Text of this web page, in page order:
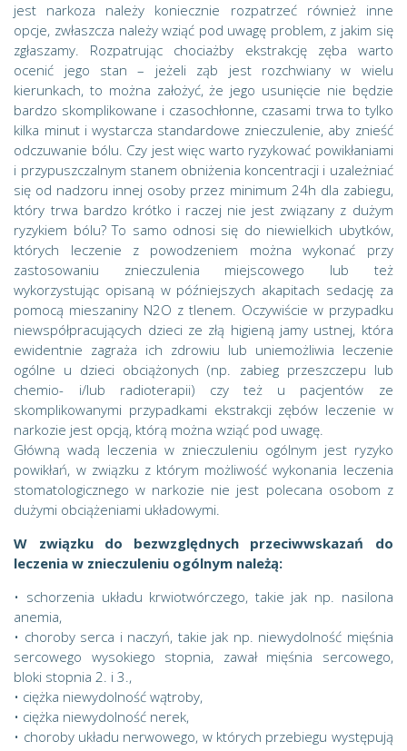
jest narkoza należy koniecznie rozpatrzeć również inne
opcje, zwłaszcza należy wziąć pod uwagę problem, z jakim się
zgłaszamy. Rozpatrując chociażby ekstrakcję zęba warto
ocenić jego stan – jeżeli ząb jest rozchwiany w wielu
kierunkach, to można założyć, że jego usunięcie nie będzie
bardzo skomplikowane i czasochłonne, czasami trwa to tylko
kilka minut i wystarcza standardowe znieczulenie, aby znieść
odczuwanie bólu. Czy jest więc warto ryzykować powikłaniami
i przypuszczalnym stanem obniżenia koncentracji i uzależniać
się od nadzoru innej osoby przez minimum 24h dla zabiegu,
który trwa bardzo krótko i raczej nie jest związany z dużym
ryzykiem bólu? To samo odnosi się do niewielkich ubytków,
których leczenie z powodzeniem można wykonać przy
zastosowaniu znieczulenia miejscowego lub też
wykorzystując opisaną w późniejszych akapitach sedację za
pomocą mieszaniny N2O z tlenem. Oczywiście w przypadku
niewspółpracujących dzieci ze złą higieną jamy ustnej, która
ewidentnie zagraża ich zdrowiu lub uniemożliwia leczenie
ogólne u dzieci obciążonych (np. zabieg przeszczepu lub
chemio- i/lub radioterapii) czy też u pacjentów ze
skomplikowanymi przypadkami ekstrakcji zębów leczenie w
narkozie jest opcją, którą można wziąć pod uwagę.
Główną wadą leczenia w znieczuleniu ogólnym jest ryzyko
powikłań, w związku z którym możliwość wykonania leczenia
stomatologicznego w narkozie nie jest polecana osobom z
dużymi obciążeniami układowymi.
W związku do bezwzględnych przeciwwskazań do
leczenia w znieczuleniu ogólnym należą:
• schorzenia układu krwiotwórczego, takie jak np. nasilona
anemia,
• choroby serca i naczyń, takie jak np. niewydolność mięśnia
sercowego wysokiego stopnia, zawał mięśnia sercowego,
bloki stopnia 2. i 3.,
• ciężka niewydolność wątroby,
• ciężka niewydolność nerek,
• choroby układu nerwowego, w których przebiegu występują